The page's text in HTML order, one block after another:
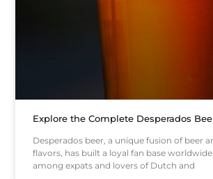
Explore the Complete Desperados
Desperados beer, a unique fusion of beer
flavors, has built a loyal fan base
among expats and lovers of Dutch and